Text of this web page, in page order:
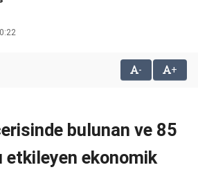
- +
bulunan ve 85
etkileyen ekonomik